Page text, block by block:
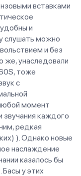
вставками
и
слушать можно
и без
же, унаследовали
тоже
с
момент
звучания каждого
редкая
). Однако новые
наслаждение
казалось бы
у этих